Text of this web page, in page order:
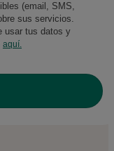
(email, SMS,
sus servicios.
usar tus datos y
aquí.